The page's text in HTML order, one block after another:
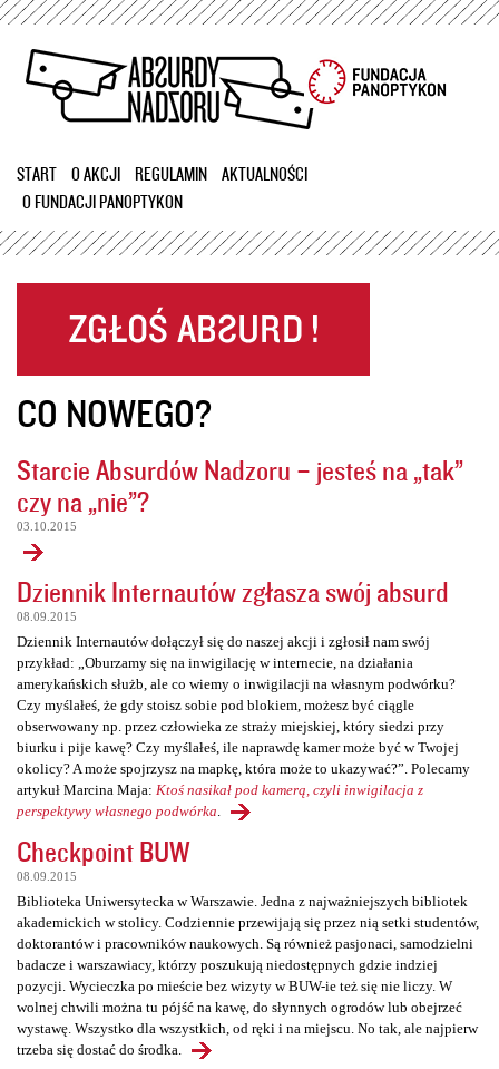
Przejdź
treści
START O AKCJI REGULAMIN
AKTUALNOŚCI
O FUNDACJI PANOPTYKON
CO NOWEGO?
Starcie Absurdów Nadzoru – jesteś na „tak”
czy na „nie”?
03.10.2015
Dziennik Internautów zgłasza swój absurd
08.09.2015
Dziennik Internautów dołączył się do naszej akcji i zgłosił nam swój
przykład: „Oburzamy się na inwigilację w internecie, na działania
amerykańskich służb, ale co wiemy o inwigilacji na własnym podwórku?
Czy myślałeś, że gdy stoisz sobie pod blokiem, możesz być ciągle
obserwowany np. przez człowieka ze straży miejskiej, który siedzi przy
biurku i pije kawę? Czy myślałeś, ile naprawdę kamer może być w Twojej
okolicy? A może spojrzysz na mapkę, która może to ukazywać?”. Polecamy
artykuł Marcina Maja: Ktoś nasikał pod kamerą, czyli inwigilacja z
perspektywy własnego podwórka
Checkpoint BUW
08.09.2015
Biblioteka Uniwersytecka w Warszawie. Jedna z najważniejszych bibliotek
akademickich w stolicy. Codziennie przewijają się przez nią setki studentów,
doktorantów i pracowników naukowych. Są również pasjonaci, samodzielni
badacze i warszawiacy, którzy poszukują niedostępnych gdzie indziej
pozycji. Wycieczka po mieście bez wizyty w BUW-ie też się nie liczy. W
wolnej chwili można tu pójść na kawę, do słynnych ogrodów lub obejrzeć
wystawę. Wszystko dla wszystkich, od ręki i na miejscu. No tak, ale najpierw
trzeba się dostać do środka.